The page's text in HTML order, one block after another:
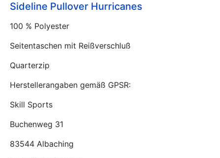
Sideline Pullover Hurricanes
100 % Polyester
Seitentaschen mit Reißverschluß
Quarterzip
Herstellerangaben gemäß GPSR:
Skill Sports
Buchenweg 31
83544 Albaching